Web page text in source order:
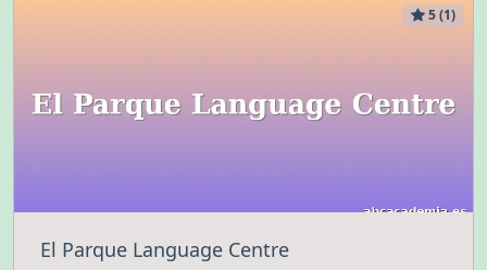
5 (1)
El Parque Language Centre